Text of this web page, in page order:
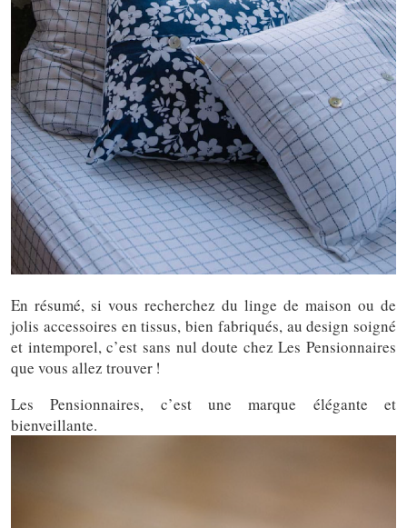
En résumé, si vous recherchez du linge de maison ou de
jolis accessoires en tissus, bien fabriqués, au design soigné
et intemporel, c’est sans nul doute chez Les Pensionnaires
que vous allez trouver !
Les Pensionnaires, c’est une marque élégante et
bienveillante.